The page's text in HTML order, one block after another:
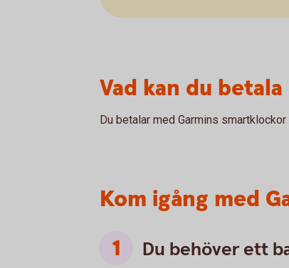
Vad kan du
Du betalar med Garmins smartklockor
Kom igång med
Du behöver ett